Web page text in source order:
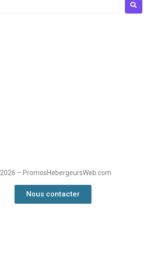
2026 – PromosHebergeursWeb.com
Nous contacter